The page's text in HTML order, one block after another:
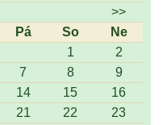
>>
Pá So
Ne
1
2
7 8
9
14 15
16
21 22
23